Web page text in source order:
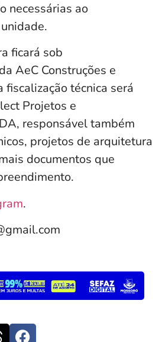
necessárias ao
ficará sob
AeC Construções e
fiscalização técnica será
Projetos e
responsável também
projetos de arquitetura
documentos que
.